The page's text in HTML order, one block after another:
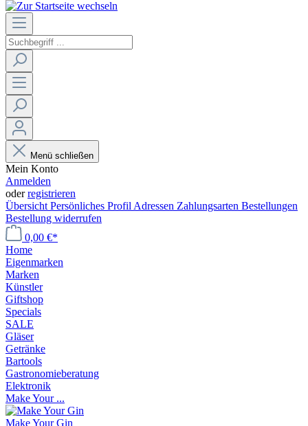
Menü schließen
Mein Konto
Anmelden
oderregistrieren
Übersicht Persönliches Profil Adressen Zahlungsarten Bestellungen
Bestellung widerrufen
0,00 €*
Home
Eigenmarken
Marken
Künstler
Giftshop
Specials
SALE
Gläser
Getränke
Bartools
Gastronomieberatung
Elektronik
Make Your ...
Make Your Gin